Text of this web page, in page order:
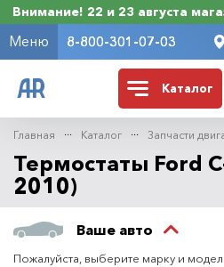
Внимание! 22 и 23 августа
Меню 8-800-301-07-03
Каталог
Главная Каталог Запчасти
Термостаты Ford
2010)
Ваше авто
Пожалуйста, выберите марку и